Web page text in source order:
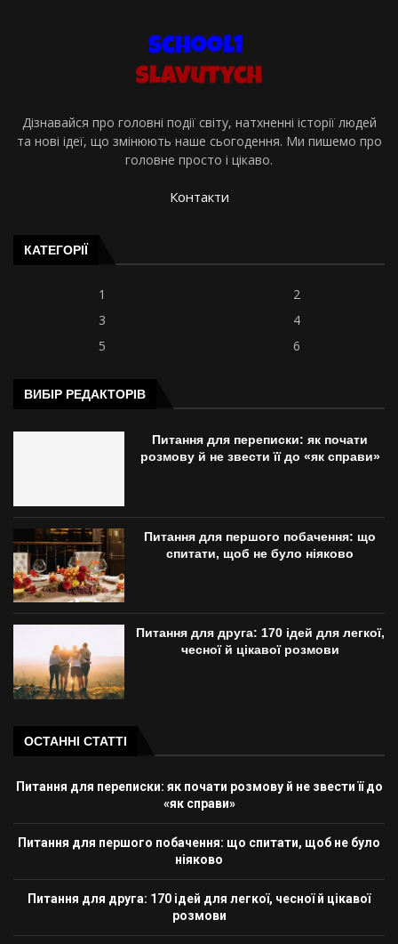
Дізнавайся про головні події світу, натхненні історії людей
та нові ідеї, що змінюють наше сьогодення. Ми пишемо про
головне просто і цікаво.
Контакти
КАТЕГОРІЇ
1
2
3
4
5
6
ВИБІР РЕДАКТОРІВ
Питання для переписки: як почати
розмову й не звести її до «як справи»
Питання для першого побачення: що
спитати, щоб не було ніяково
Питання для друга: 170 ідей для легкої,
чесної й цікавої розмови
ОСТАННІ СТАТТІ
Питання для переписки: як почати розмову й не звести її до
«як справи»
Питання для першого побачення: що спитати, щоб не було
ніяково
Питання для друга: 170 ідей для легкої, чесної й цікавої
розмови